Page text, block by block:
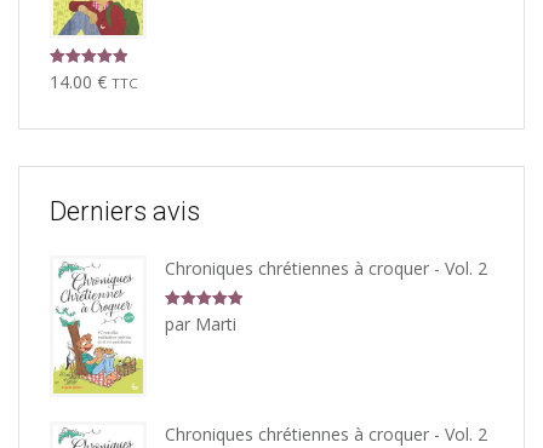
Note 5.00
14.00 € TTC
Derniers avis
Chroniques chrétiennes à croquer - Vol. 2
5 sur
5
par Marti
Chroniques chrétiennes à croquer - Vol. 2